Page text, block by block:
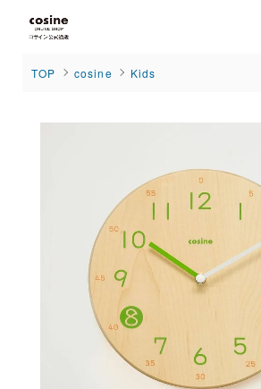
TOP cosine Kids